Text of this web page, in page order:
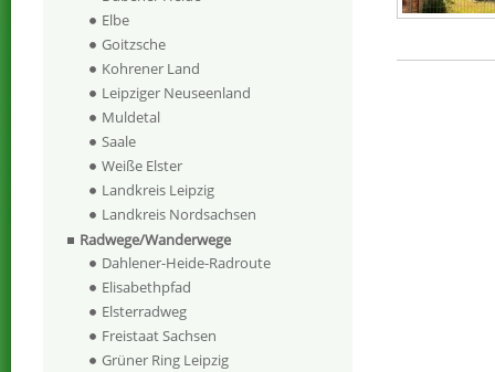
Elbe
Goitzsche
Kohrener Land
Leipziger Neuseenland
Muldetal
Saale
Weiße Elster
Landkreis Leipzig
Landkreis Nordsachsen
Radwege/Wanderwege
Dahlener-Heide-Radroute
Elisabethpfad
Elsterradweg
Freistaat Sachsen
Grüner Ring Leipzig